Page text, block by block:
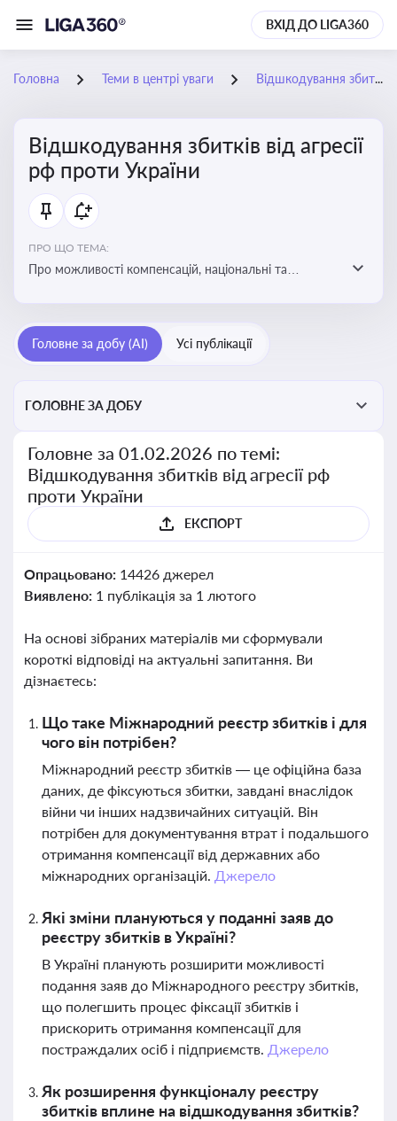
ВХІД ДО LIGA360
Головна Теми в центрі уваги Відшкодування збитків від агресії рф проти України
Відшкодування збитків від агресії
рф проти України
ПРО ЩО ТЕМА:
Про можливості компенсацій, національні та
Головне за добу (AI) Усі публікації
ГОЛОВНЕ ЗА ДОБУ
Головне за 01.02.2026 по темі:
Відшкодування збитків від агресії рф
проти України
ЕКСПОРТ
Опрацьовано: 14426 джерел
Виявлено: 1 публікація за 1 лютого
На основі зібраних матеріалів ми сформували
короткі відповіді на актуальні запитання. Ви
дізнаєтесь:
Що таке Міжнародний реєстр збитків і для
чого він потрібен?
Міжнародний реєстр збитків — це офіційна база
даних, де фіксуються збитки, завдані внаслідок
війни чи інших надзвичайних ситуацій. Він
потрібен для документування втрат і подальшого
отримання компенсації від державних або
міжнародних організацій. Джерело
Які зміни плануються у поданні заяв до
реєстру збитків в Україні?
В Україні планують розширити можливості
подання заяв до Міжнародного реєстру збитків,
що полегшить процес фіксації збитків і
прискорить отримання компенсації для
постраждалих осіб і підприємств. Джерело
Як розширення функціоналу реєстру
збитків вплине на відшкодування збитків?